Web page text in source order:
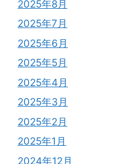
2025年8月
2025年7月
2025年6月
2025年5月
2025年4月
2025年3月
2025年2月
2025年1月
2024年12月